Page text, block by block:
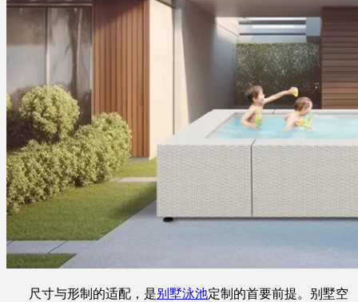
尺寸与形制的适配，是别墅泳池定制的首要前提。别墅空